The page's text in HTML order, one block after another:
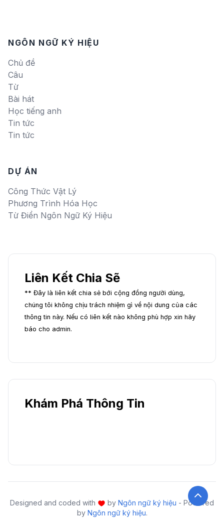
NGÔN NGỮ KÝ HIỆU
Chủ đề
Câu
Từ
Bài hát
Học tiếng anh
Tin tức
Tin tức
DỰ ÁN
Công Thức Vật Lý
Phương Trình Hóa Học
Từ Điển Ngôn Ngữ Ký Hiệu
Liên Kết Chia Sẽ
** Đây là liên kết chia sẻ bới cộng đồng người dùng,
chúng tôi không chịu trách nhiệm gì về nội dung của các
thông tin này. Nếu có liên kết nào không phù hợp xin hãy
báo cho admin.
Khám Phá Thông Tin
Designed and coded with by Ngôn ngữ ký hiệu - Powered
by Ngôn ngữ ký hiệu.